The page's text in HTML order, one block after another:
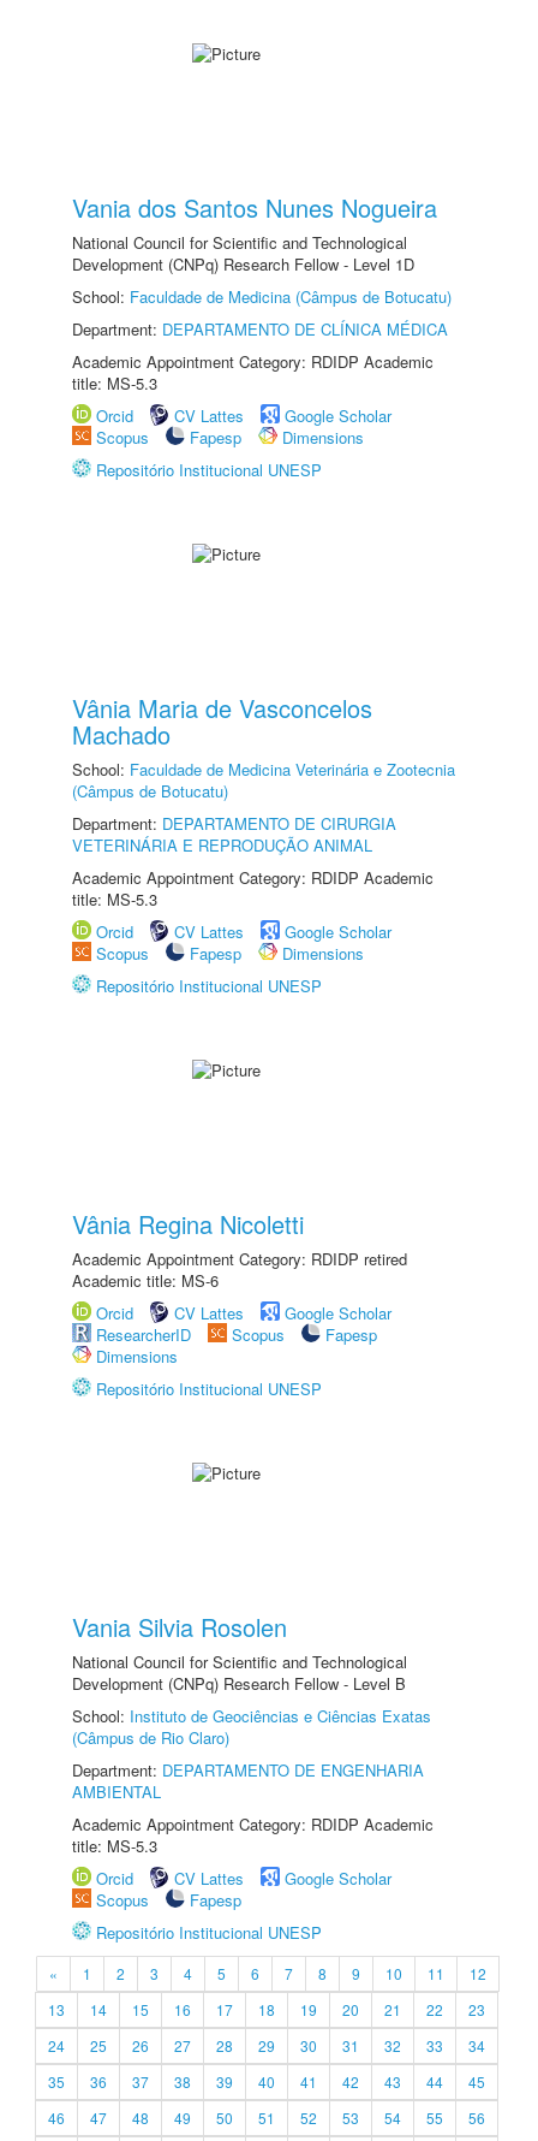
Vania dos Santos Nunes Nogueira
National Council for Scientific and Technological
Development (CNPq) Research Fellow - Level 1D
School: Faculdade de Medicina (Câmpus de Botucatu)
Department: DEPARTAMENTO DE CLÍNICA MÉDICA
Academic Appointment Category: RDIDP Academic
title: MS-5.3
Orcid
CV Lattes
Google Scholar
Scopus
Fapesp
Dimensions
Repositório Institucional UNESP
Vânia Maria de Vasconcelos
Machado
School: Faculdade de Medicina Veterinária e Zootecnia
(Câmpus de Botucatu)
Department: DEPARTAMENTO DE CIRURGIA
VETERINÁRIA E REPRODUÇÃO ANIMAL
Academic Appointment Category: RDIDP Academic
title: MS-5.3
Orcid
CV Lattes
Google Scholar
Scopus
Fapesp
Dimensions
Repositório Institucional UNESP
Vânia Regina Nicoletti
Academic Appointment Category: RDIDP retired
Academic title: MS-6
Orcid
CV Lattes
Google Scholar
ResearcherID
Scopus
Fapesp
Dimensions
Repositório Institucional UNESP
Vania Silvia Rosolen
National Council for Scientific and Technological
Development (CNPq) Research Fellow - Level B
School: Instituto de Geociências e Ciências Exatas
(Câmpus de Rio Claro)
Department: DEPARTAMENTO DE ENGENHARIA
AMBIENTAL
Academic Appointment Category: RDIDP Academic
title: MS-5.3
Orcid
CV Lattes
Google Scholar
Scopus
Fapesp
Repositório Institucional UNESP
« 1 2 3 4 5 6 7 8 9 10 11
12
13
14 15 16 17 18 19 20 21 22
23
24
25 26 27 28 29 30 31 32 33
34
35
36 37 38 39 40 41 42 43 44
45
46
47 48 49 50 51 52 53 54 55
56